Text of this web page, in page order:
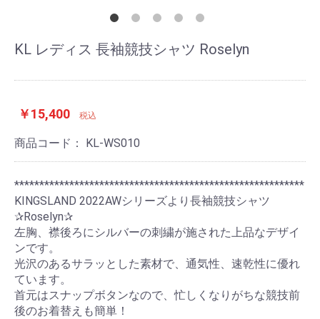
KL レディス 長袖競技シャツ Roselyn
￥15,400 税込
商品コード： KL-WS010
**********************************************************
KINGSLAND 2022AWシリーズより長袖競技シャツ
✰Roselyn✰
左胸、襟後ろにシルバーの刺繍が施された上品なデザイ
ンです。
光沢のあるサラッとした素材で、通気性、速乾性に優れ
ています。
首元はスナップボタンなので、忙しくなりがちな競技前
後のお着替えも簡単！